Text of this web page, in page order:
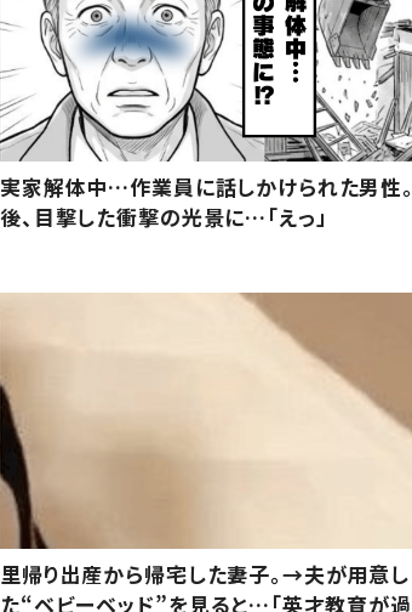
実家解体中…作業員に話しかけられた男性
後、目撃した衝撃の光景に…「えっ」
里帰り出産から帰宅した妻子。→夫が用意し
た“ベビーベッド”を見ると…「英才教育が